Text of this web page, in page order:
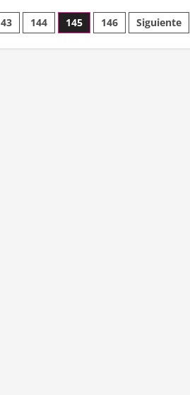
a
Chile
144 145 146 Siguiente